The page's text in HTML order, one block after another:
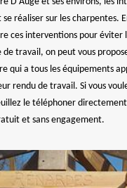
réaliser sur les charpentes.
ces interventions pour
de travail, on peut vous
qui a tous les équipements
rendu de travail. Si vous
le téléphoner
et sans engagement.